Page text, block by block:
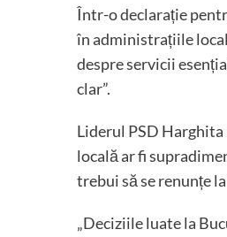
Într-o declarație
în administrațiile
despre servicii
clar”.
Liderul PSD
locală ar fi
trebui să se renunțe
„Deciziile luate la